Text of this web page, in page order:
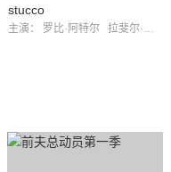
stucco
主演： 罗比·阿特尔 拉斐尔·卡索